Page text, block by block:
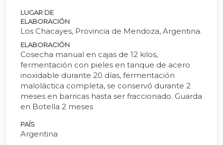
LUGAR DE
ELABORACIÓN
Los Chacayes, Provincia de Mendoza, Argentina.
ELABORACIÓN
Cosecha manual en cajas de 12 kilos,
fermentación con pieles en tanque de acero
inoxidable durante 20 días, fermentación
maloláctica completa, se conservó durante 2
meses en barricas hasta ser fraccionado. Guarda
en Botella 2 meses
PAÍS
Argentina